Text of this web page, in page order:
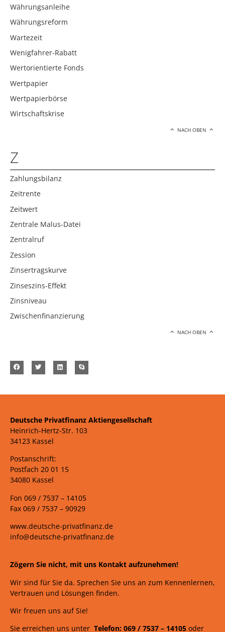
Währungsanleihe
Währungsreform
Wartezeit
Wenigfahrer-Rabatt
Wertorientierte Fonds
Wertpapier
Wertpapierbörse
Wirtschaftskrise
NACH OBEN
Z
Zahlungsbilanz
Zeitrente
Zeitwert
Zentrale Malus-Datei
Zentralruf
Zession
Zinsertragskurve
Zinseszins-Effekt
Zinsniveau
Zwischenfinanzierung
NACH OBEN
Deutsche Privatfinanz Aktiengesellschaft
Heinrich-Hertz-Str. 103
34123 Kassel
Postanschrift:
Postfach 20 01 15
34080 Kassel
Fon 069 / 7537 – 14105
Fax 069 / 7537 – 90929
www.deutsche-privatfinanz.de
info@deutsche-privatfinanz.de
Zögern Sie nicht, mit uns Kontakt aufzunehmen!
Wir sind für Sie da. Sprechen Sie uns an zum Kennenlernen,
Vertrauen und Lösungen finden.
Wir freuen uns auf Sie!
Sie erreichen uns unter Telefon: 069 / 7537 – 14105 oder